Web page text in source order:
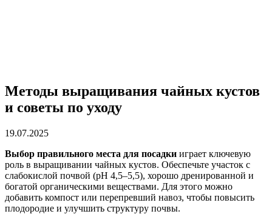
Методы выращивания чайных кустов
и советы по уходу
19.07.2025
Выбор правильного места для посадки играет ключевую
роль в выращивании чайных кустов. Обеспечьте участок с
слабокислой почвой (pH 4,5–5,5), хорошо дренированной и
богатой органическими веществами. Для этого можно
добавить компост или перепревший навоз, чтобы повысить
плодородие и улучшить структуру почвы.